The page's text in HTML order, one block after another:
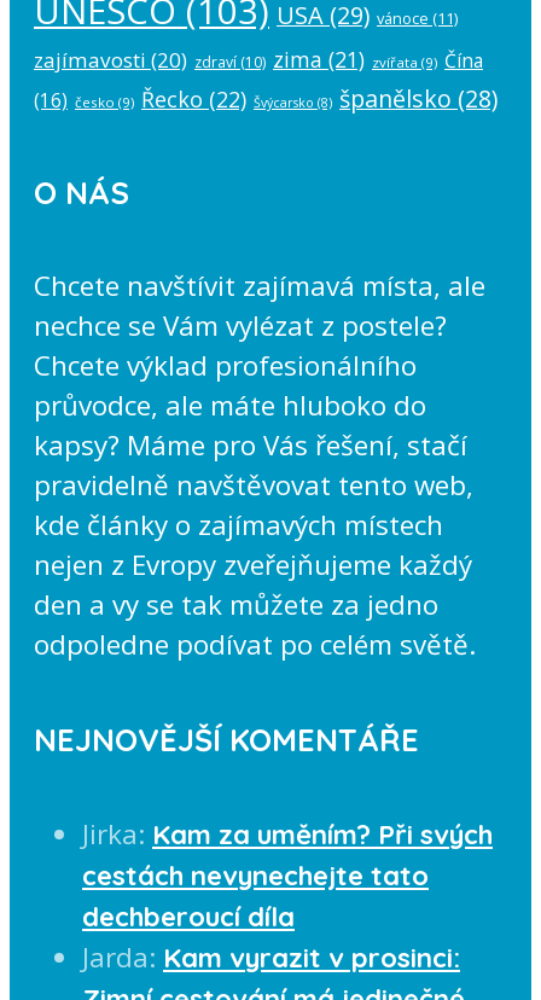
UNESCO (103) USA (29) vánoce (11)
zajímavosti (20) zdraví (10) zima (21) zvířata (9) Čína
(16) česko (9) Řecko (22) Švýcarsko (8) španělsko (28)
O NÁS
Chcete navštívit zajímavá místa, ale
nechce se Vám vylézat z postele?
Chcete výklad profesionálního
průvodce, ale máte hluboko do
kapsy? Máme pro Vás řešení, stačí
pravidelně navštěvovat tento web,
kde články o zajímavých místech
nejen z Evropy zveřejňujeme každý
den a vy se tak můžete za jedno
odpoledne podívat po celém světě.
NEJNOVĚJŠÍ KOMENTÁŘE
Jirka: Kam za uměním? Při svých
cestách nevynechejte tato
dechberoucí díla
Jarda: Kam vyrazit v prosinci: